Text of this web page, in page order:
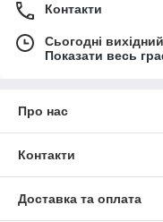
Контакти
Сьогодні вихідний
Показати весь
Про нас
Контакти
Доставка та оплата